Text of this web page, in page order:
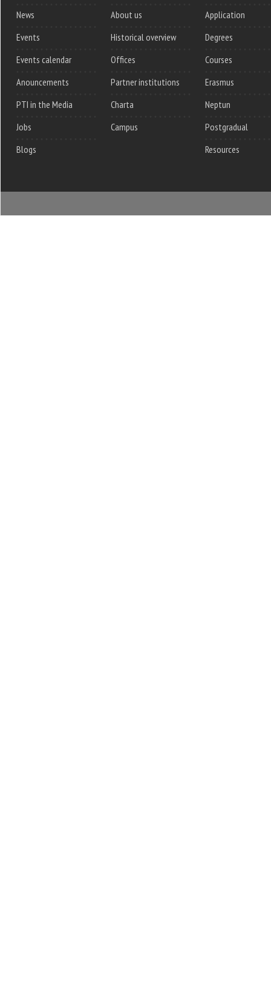
News
Events
Events calendar
Anouncements
PTI in the Media
Jobs
Blogs
About us
Historical overview
Offices
Partner institutions
Charta
Campus
Application
Degrees
Courses
Erasmus
Neptun
Postgradual
Resources